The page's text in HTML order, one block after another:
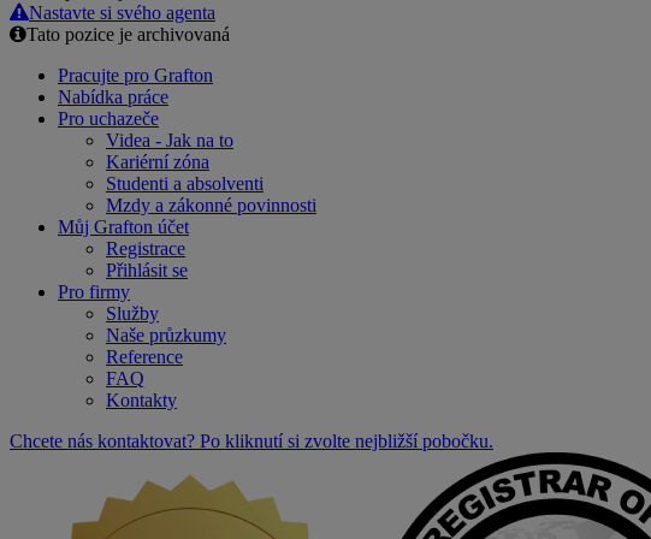
Nastavte si svého agenta
Tato pozice je archivovaná
Pracujte pro Grafton
Nabídka práce
Pro uchazeče
Videa - Jak na to
Kariérní zóna
Studenti a absolventi
Mzdy a zákonné povinnosti
Můj Grafton účet
Registrace
Přihlásit se
Pro firmy
Služby
Naše průzkumy
Reference
FAQ
Kontakty
Chcete nás kontaktovat? Po kliknutí si zvolte nejbližší pobočku.